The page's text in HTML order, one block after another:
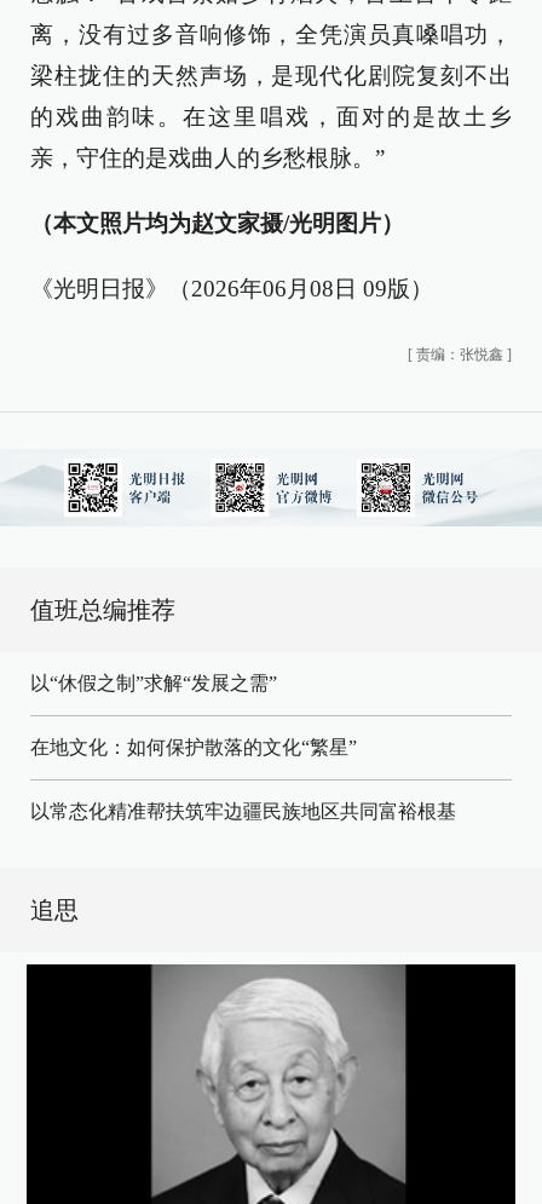
离，没有过多音响修饰，全凭演员真嗓唱功，
梁柱拢住的天然声场，是现代化剧院复刻不出
的戏曲韵味。在这里唱戏，面对的是故土乡
亲，守住的是戏曲人的乡愁根脉。”
（本文照片均为赵文家摄/光明图片）
《光明日报》（2026年06月08日 09版）
[ 责编：张悦鑫 ]
值班总编推荐
以“休假之制”求解“发展之需”
在地文化：如何保护散落的文化“繁星”
以常态化精准帮扶筑牢边疆民族地区共同富裕根基
追思